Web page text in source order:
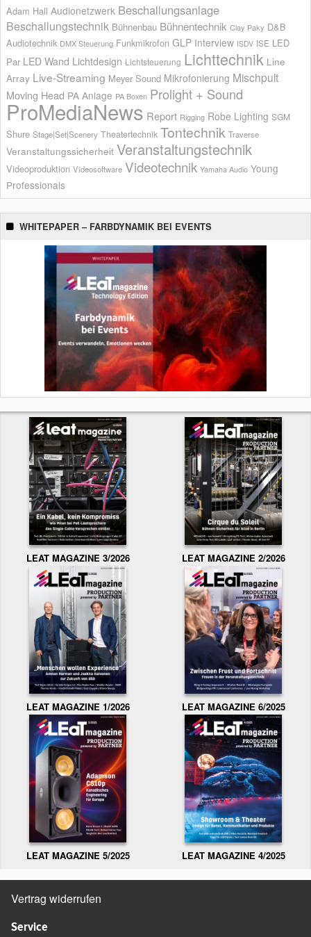
Adam Hall Audionetzwerk Beschallungsanlage
Beschallungstechnik Bühnenbau Bühnentechnik Clay Paky D&B
Audiotechnik DMX Steuerung Funkmikrofon GLP Interview ISDV ISE LED
Par LED Wand Lichtdesign Lichtsteuerung Lichttechnik Line
Array Live-Streaming Meyer Sound Mikrofonierung Mischpult
Moving Head PA Anlage PA Boxen Prolight + Sound
ProMediaNews Report Rigging Robe Lighting SGM
Shure Stage|Set|Scenery Theatertechnik Tontechnik Traverse
Veranstaltungssicherheit Veranstaltungstechnik
Videoproduktion Videosoftware Videotechnik Yamaha Audio Young
Professionals
WHITEPAPER – FARBDYNAMIK BEI EVENTS
LEAT MAGAZINE 3/2026 LEAT MAGAZINE 2/2026
LEAT MAGAZINE 1/2026 LEAT MAGAZINE 6/2025
LEAT MAGAZINE 5/2025 LEAT MAGAZINE 4/2025
Vertrag widerrufen
Service